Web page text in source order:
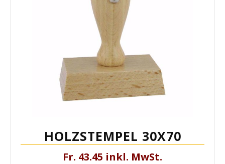
HOLZSTEMPEL 30X70
Fr. 43.45 inkl. MwSt.